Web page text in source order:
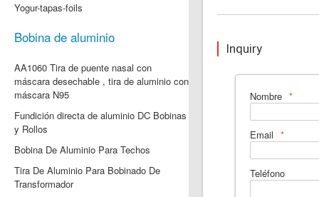
Yogur-tapas-foils
Bobina de aluminio
AA1060 Tira de puente nasal con
máscara desechable , tira de aluminio con
máscara N95
Fundición directa de aluminio DC Bobinas
y Rollos
Bobina De Aluminio Para Techos
Tira De Aluminio Para Bobinado De
Transformador
Inquiry
Nombre
Email
Teléfono